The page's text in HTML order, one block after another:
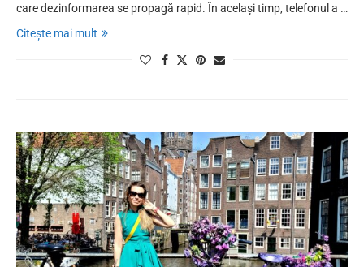
care dezinformarea se propagă rapid. În același timp, telefonul a …
Citește mai mult